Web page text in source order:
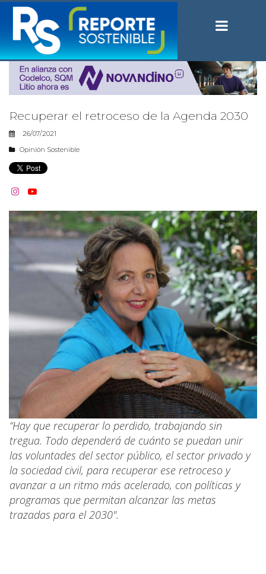
Recuperar el retroceso de la Agenda 2030
26/07/2021
Opinión Sostenible
 
“Hay que recuperar lo perdido, trabajando sin
tregua. Todo dependerá de cuánto se puedan unir
las voluntades del sector público, el sector privado y
la sociedad civil, para recuperar ese retroceso y
avanzar a un ritmo más acelerado, con políticas y
programas que permitan alcanzar las metas
trazadas para el 2030".